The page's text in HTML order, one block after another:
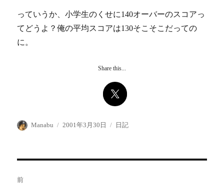
っていうか、小学生のくせに140オーバーのスコアっ
てどうよ？俺の平均スコアは130そこそこだっての
に。
Share this...
投
Manabu
投
2001年3月30日
カ
日記
前